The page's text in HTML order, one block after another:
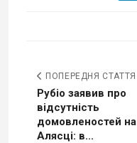
ПОПЕРЕДНЯ СТАТТЯ
Рубіо заявив про
відсутність
домовленостей на
Алясці: в...